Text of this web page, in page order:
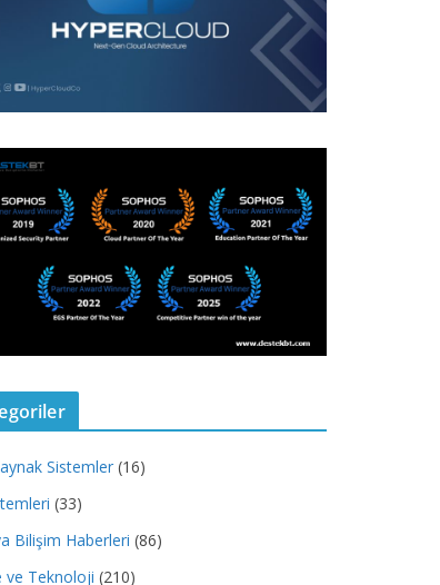
Sistemler (16)
(33)
Bilişim Haberleri (86)
ve Teknoloji (210)